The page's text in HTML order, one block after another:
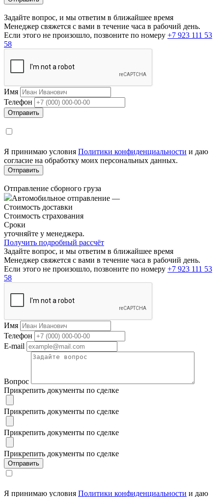
Задайте вопрос, и мы ответим в ближайшее время
Менеджер свяжется с вами в течение часа в рабочий день.
Если этого не произошло, позвоните по номеру +7 923 111 53
58
Имя
Телефон
Я принимаю условия Политики конфиденциальности и даю
согласие на обработку моих персональных данных.
Отправление сборного груза
Автомобильное отправление —
Стоимость доставки
Стоимость страхования
Сроки
уточняйте у менеджера.
Получить подробный рассчёт
Задайте вопрос, и мы ответим в ближайшее время
Менеджер свяжется с вами в течение часа в рабочий день.
Если этого не произошло, позвоните по номеру +7 923 111 53
58
Имя
Телефон
E-mail
Вопрос
Прикрепить документы по сделке
Прикрепить документы по сделке
Прикрепить документы по сделке
Прикрепить документы по сделке
Я принимаю условия Политики конфиденциальности и даю